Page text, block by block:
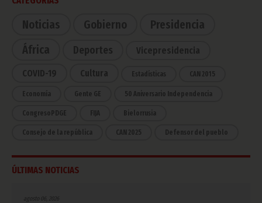
Noticias Gobierno
Presidencia
África
Deportes Vicepresidencia
COVID-19 Cultura Estadísticas CAN 2015
Economía Gente GE 50 Aniversario Independencia
CongresoPDGE FIJA Bielorrusia
Consejo de la república CAN 2025 Defensor del pueblo
ÚLTIMAS NOTICIAS
agosto 06, 2026